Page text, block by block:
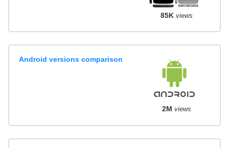
85K views
Android versions comparison
2M views